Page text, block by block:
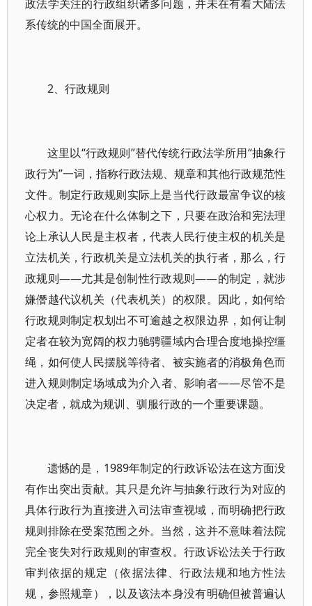
政法学关注的行政组织诸多问题，并未在有着大陆法
系传统的中国全面展开。
2、行政规则
这里以“行政规则”替代传统行政法学所用“抽象行
政行为”一词，指称行政法规、规章和其他行政规范性
文件。制定行政规则实际上是当代行政最富争议的核
心权力。无论在什么体制之下，只要在政治和宪法理
论上承认人民是主权者，代表人民行使主权的机关是
立法机关，行政机关是立法机关的执行者，那么，行
政规则——尤其是创制性行政规则——的制定，就涉
嫌僭越代议机关（代表机关）的权限。因此，如何给
行政规则制定权划出不可逾越之权限边界，如何让制
定者在较为宽阔的权力驰骋疆域内合理合度地操控缰
绳，如何使人民摆脱等待者、被实施者的消极角色而
进入规则制定场域成为介入者、影响者——尽管不是
决定者，就成为规训、驯服行政的一个重要课题。
遗憾的是，1989年制定的行政诉讼法在这方面没
有作出突出贡献。其只是允许与抽象行政行为对应的
具体行政行为直接进入司法审查视域，而明确把行政
规则排除在受案范围之外。当然，这并不意味着法院
完全丧失对行政规则的审查权。行政诉讼法关于行政
审判依据的规定（依据法律、行政法规和地方性法
规，参照规章），以及该法本身没有明确但被普遍认